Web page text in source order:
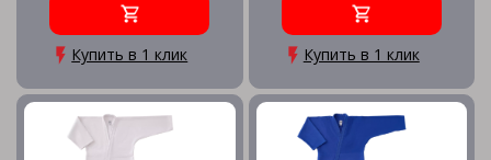
Купить в 1 клик Купить в 1 клик